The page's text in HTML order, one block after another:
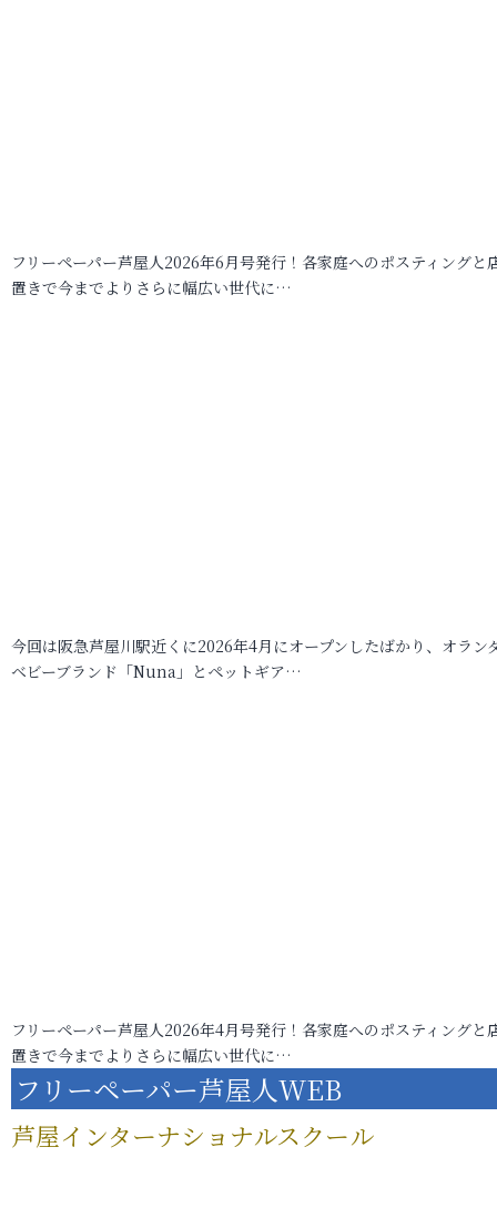
フリーペーパー芦屋人2026年6月号発行！各家庭へのポスティングと
置きで今までよりさらに幅広い世代に…
今回は阪急芦屋川駅近くに2026年4月にオープンしたばかり、オラン
ベビーブランド「Nuna」とペットギア…
フリーペーパー芦屋人2026年4月号発行！各家庭へのポスティングと
置きで今までよりさらに幅広い世代に…
フリーペーパー芦屋人WEB
芦屋インターナショナルスクール